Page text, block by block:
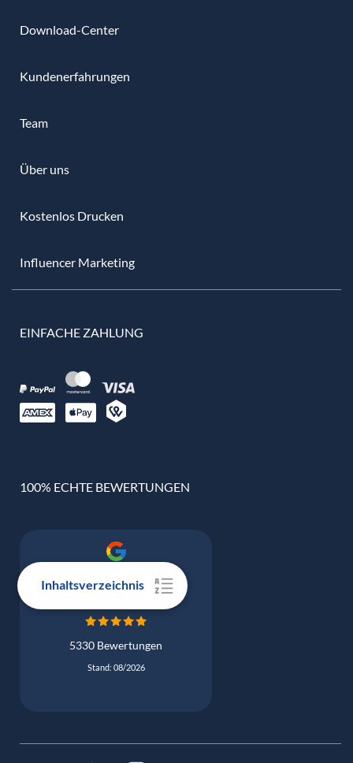
Inhaltsverzeichnis
Download-Center
Kundenerfahrungen
Team
Über uns
Kostenlos Drucken
Influencer Marketing
EINFACHE ZAHLUNG
100% ECHTE BEWERTUNGEN
Google Bewertung
4.9
5330 Bewertungen
Stand: 08/2026